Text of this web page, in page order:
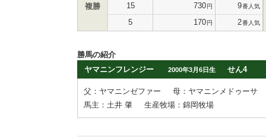
複勝 15 730円 9番人気
5 170円 2番人気
勝馬の紹介
ヤマニンフレンジー
2000年3月6日生 せん4
父：ヤマニンゼファー
母：ヤマニンメドゥーサ
馬主：土井 肇
生産牧場：錦岡牧場